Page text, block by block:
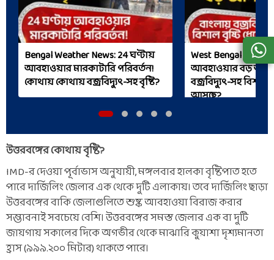
Bengal Weather News: 24 ঘণ্টায়
আবহাওয়ার মারকাটারি পরিবর্তন!
কোথায় কোথায় বজ্রবিদ্যুৎ-সহ বৃষ্টি?
West Bengal
আবহাওয়ার বড়
বজ্রবিদ্যুৎ-সহ বিশাল
আসছে?
উত্তরবঙ্গের কোথায় বৃষ্টি?
IMD-র দেওয়া পূর্বাভাস অনুযায়ী, মঙ্গলবার হালকা বৃষ্টিপাত হতে
পারে দার্জিলিং জেলার এক থেকে দুটি এলাকায়। তবে দার্জিলিং ছাড়া
উত্তরবঙ্গের বাকি জেলাগুলিতে শুষ্ক আবহাওয়া বিরাজ করার
সম্ভাবনাই সবচেয়ে বেশি। উত্তরবঙ্গের সমস্ত জেলার এক বা দুটি
জায়গায় সকালের দিকে অগভীর থেকে মাঝারি কুয়াশা দৃশ্যমানতা
হ্রাস (৯৯৯.২০০ মিটার) থাকতে পারে।